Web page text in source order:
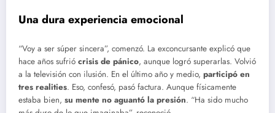
Una dura experiencia emocional
“Voy a ser súper sincera”, comenzó. La exconcursante explicó que
hace años sufrió crisis de pánico, aunque logró superarlas. Volvió
a la televisión con ilusión. En el último año y medio, participó en
tres realities. Eso, confesó, pasó factura. Aunque físicamente
estaba bien, su mente no aguantó la presión. “Ha sido mucho